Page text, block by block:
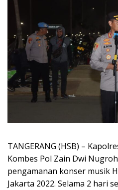
TANGERANG (HSB) –
Kombes Pol Zain Dwi
pengamanan konser musik
Jakarta 2022. Selama 2 hari